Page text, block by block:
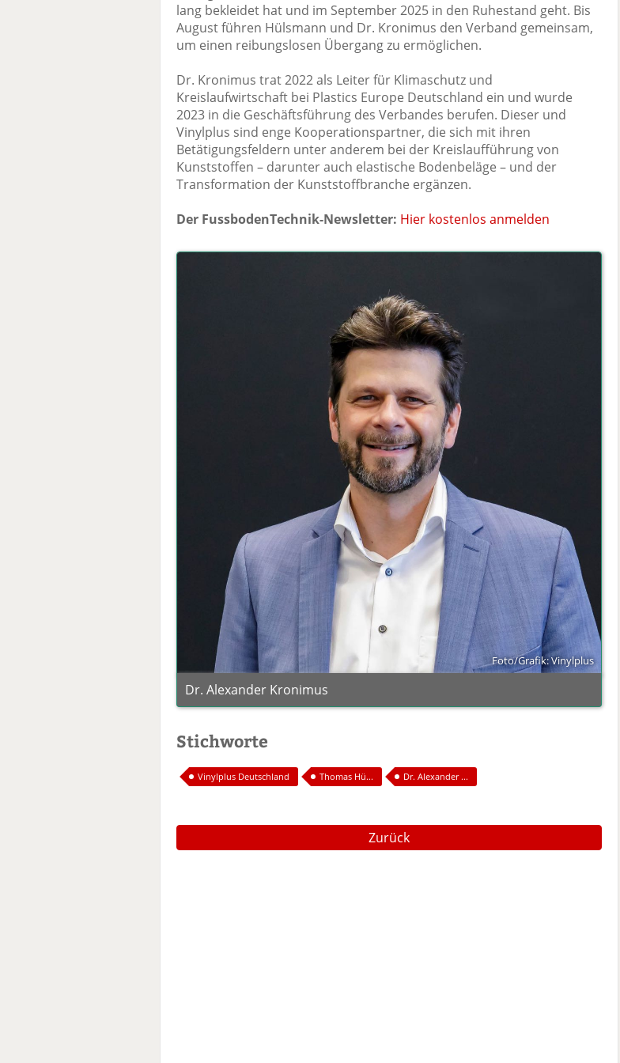
il
e
e
n
d
e
lang bekleidet hat und im September 2025 in den Ruhestand geht. Bis
August führen Hülsmann und Dr. Kronimus den Verband gemeinsam,
um einen reibungslosen Übergang zu ermöglichen.
Dr. Kronimus trat 2022 als Leiter für Klimaschutz und
Kreislaufwirtschaft bei Plastics Europe Deutschland ein und wurde
2023 in die Geschäftsführung des Verbandes berufen. Dieser und
Vinylplus sind enge Kooperationspartner, die sich mit ihren
Betätigungsfeldern unter anderem bei der Kreislaufführung von
Kunststoffen – darunter auch elastische Bodenbeläge – und der
Transformation der Kunststoffbranche ergänzen.
Der FussbodenTechnik-Newsletter: Hier kostenlos anmelden
Foto/Grafik: Vinylplus
Dr. Alexander Kronimus
Stichworte
Vinylplus Deutschland Thomas Hü... Dr. Alexander ...
Zurück